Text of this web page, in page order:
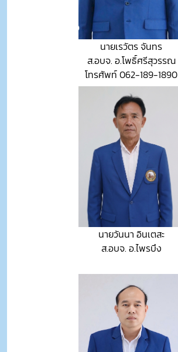
นายเรวัตร จันทร
ส.อบจ. อ.โพธิ์ศรีสุวรรณ
โทรศัพท์ 062-189-1890
นายวันนา อินเตสะ
ส.อบจ. อ.ไพรบึง